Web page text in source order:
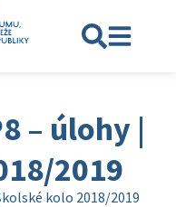
– úlohy |
2019
kolo 2018/2019